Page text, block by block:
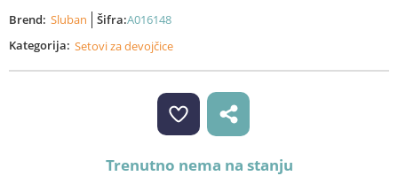
Brend: Sluban Šifra:A016148
Kategorija: Setovi za devojčice
Trenutno nema na stanju